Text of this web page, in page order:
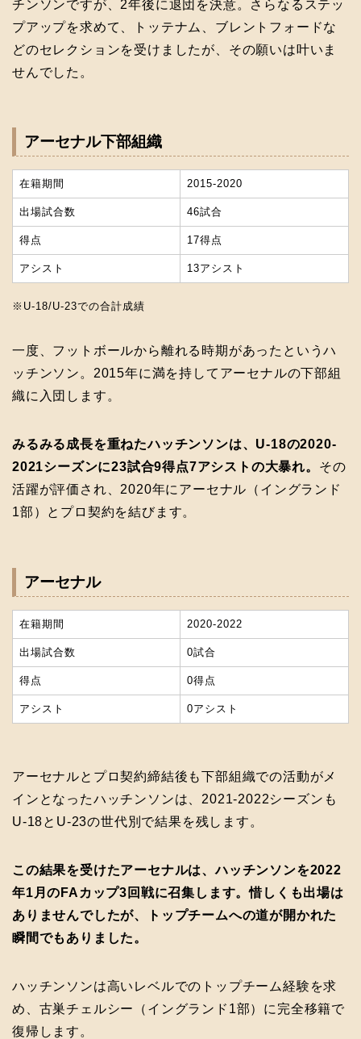
チンソンですが、2年後に退団を決意。さらなるステッ
プアップを求めて、トッテナム、ブレントフォードな
どのセレクションを受けましたが、その願いは叶いま
せんでした。
アーセナル下部組織
在籍期間 2015-2020
出場試合数 46試合
得点 17得点
アシスト 13アシスト
※U-18/U-23での合計成績
一度、フットボールから離れる時期があったというハ
ッチンソン。2015年に満を持してアーセナルの下部組
織に入団します。
みるみる成長を重ねたハッチンソンは、U-18の2020-
2021シーズンに23試合9得点7アシストの大暴れ。 その
活躍が評価され、2020年にアーセナル（イングランド
1部）とプロ契約を結びます。
アーセナル
在籍期間 2020-2022
出場試合数 0試合
得点 0得点
アシスト 0アシスト
アーセナルとプロ契約締結後も下部組織での活動がメ
インとなったハッチンソンは、2021-2022シーズンも
U-18とU-23の世代別で結果を残します。
この結果を受けたアーセナルは、ハッチンソンを2022
年1月のFAカップ3回戦に召集します。惜しくも出場は
ありませんでしたが、トップチームへの道が開かれた
瞬間でもありました。
ハッチンソンは高いレベルでのトップチーム経験を求
め、古巣チェルシー（イングランド1部）に完全移籍で
復帰します。